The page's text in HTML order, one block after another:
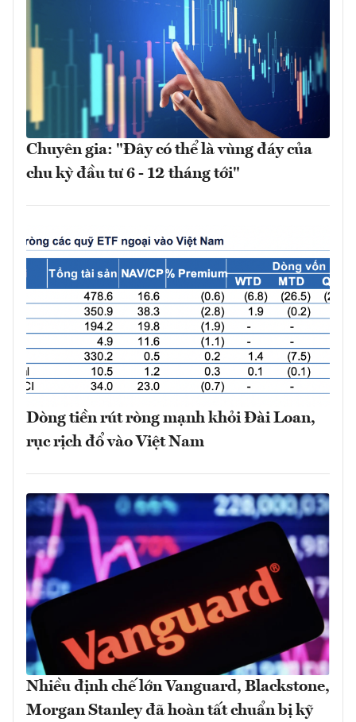
Chuyên gia: "Đây có thể là vùng đáy của
chu kỳ đầu tư 6 - 12 tháng tới"
Dòng tiền rút ròng mạnh khỏi Đài Loan,
rục rịch đổ vào Việt Nam
Nhiều định chế lớn Vanguard, Blackstone,
Morgan Stanley đã hoàn tất chuẩn bị kỹ